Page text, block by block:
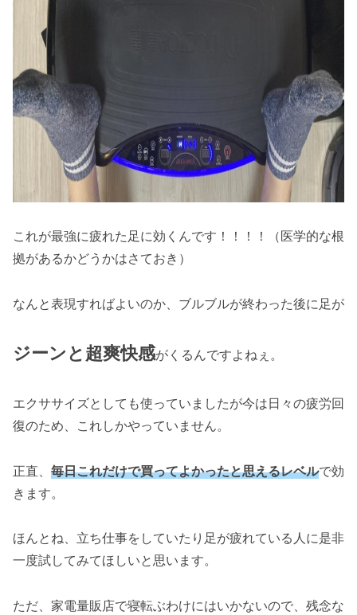
これが最強に疲れた足に効くんです！！！！（医学的な根
拠があるかどうかはさておき）
なんと表現すればよいのか、ブルブルが終わった後に足が
ジーンと超爽快感がくるんですよねぇ。
エクササイズとしても使っていましたが今は日々の疲労回
復のため、これしかやっていません。
正直、 毎日これだけで買ってよかったと思えるレベルで効
きます。
ほんとね、立ち仕事をしていたり足が疲れている人に是非
一度試してみてほしいと思います。
ただ、家電量販店で寝転ぶわけにはいかないので、残念な